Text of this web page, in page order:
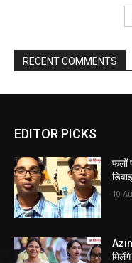
RECENT COMMENTS
EDITOR PICKS
फलों
10